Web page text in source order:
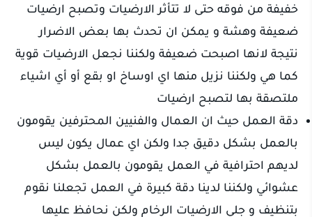
خفيفة من فوقه حتى لا تتأثر الارضيات وتصبح ارضيات
ضعيفة وهشة و يمكن ان تحدث بها بعض الاضرار
نتيجة لانها اصبحت ضعيفة ولكننا نجعل الارضيات قوية
كما هي ولكننا نزيل منها اي اوساخ او بقع أو أي اشياء
ملتصقة بها لتصبح ارضيات
دقة العمل حيث ان العمال والفنيين المحترفين يقومون
بالعمل بشكل دقيق جدا ولكن اي عمال يكون ليس
لديهم احترافية في العمل يقومون بالعمل بشكل
عشوائي ولكننا لدينا دقة كبيرة في العمل تجعلنا نقوم
بتنظيف و جلي الارضيات الرخام ولكن نحافظ عليها